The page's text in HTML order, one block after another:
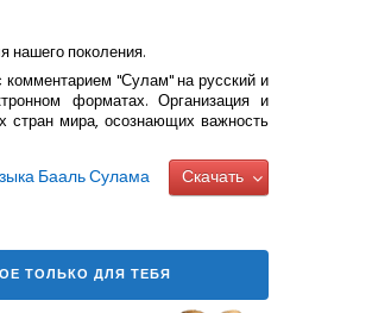
нашего поколения.
комментарием "Сулам" на русский и
форматах. Организация и
стран мира, осознающих важность
Бааль Сулама Скачать
ТОЛЬКО ДЛЯ ТЕБЯ